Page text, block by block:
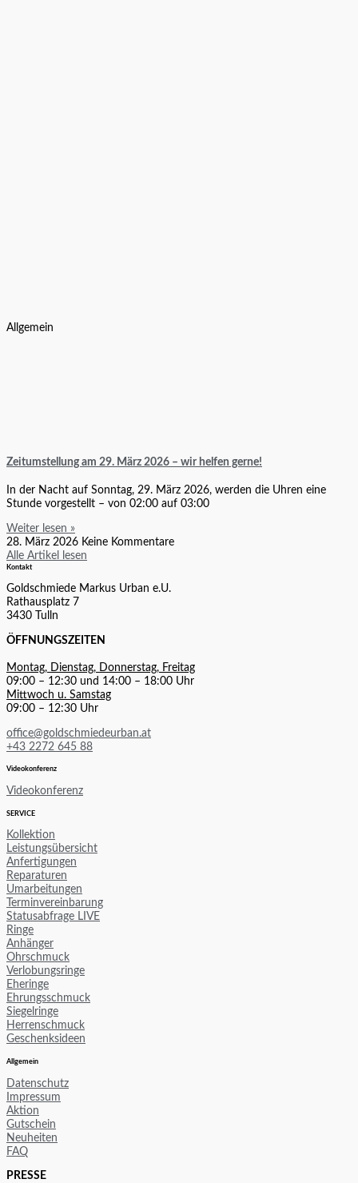
Allgemein
Zeitumstellung am 29. März 2026 – wir helfen gerne!
In der Nacht auf Sonntag, 29. März 2026, werden die Uhren eine
Stunde vorgestellt – von 02:00 auf 03:00
Weiter lesen »
28. März 2026 Keine Kommentare
Alle Artikel lesen
Kontakt
Goldschmiede Markus Urban e.U.
Rathausplatz 7
3430 Tulln
ÖFFNUNGSZEITEN
Montag, Dienstag, Donnerstag, Freitag
09:00 – 12:30 und 14:00 – 18:00 Uhr
Mittwoch u. Samstag
09:00 – 12:30 Uhr
office@goldschmiedeurban.at
+43 2272 645 88
Videokonferenz
Videokonferenz
SERVICE
Kollektion
Leistungsübersicht
Anfertigungen
Reparaturen
Umarbeitungen
Terminvereinbarung
Statusabfrage LIVE
Ringe
Anhänger
Ohrschmuck
Verlobungsringe
Eheringe
Ehrungsschmuck
Siegelringe
Herrenschmuck
Geschenksideen
Allgemein
Datenschutz
Impressum
Aktion
Gutschein
Neuheiten
FAQ
PRESSE